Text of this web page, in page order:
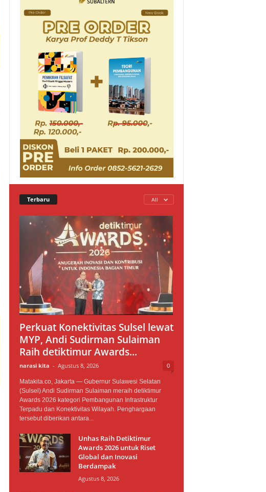
Terbaru All
Perkuat Konektivitas Sulsel lewat
MYP, Andi Sudirman Sulaiman
Raih detiktimur Awards...
narasi kita - Agustus 8, 2026 0
Matakita.co, Jakarta — Gubernur Sulawesi Selatan
(Sulsel) Andi Sudirman Sulaiman meraih detiktimur
Awards 2026 kategori Pembangunan Infrastruktur
Terpadu dan Konektivitas Wilayah. Penghargaan
tersebut diberikan antara...
Unhas Raih Detiktimur
Awards 2026 untuk Riset
Global dan Inovasi
Berdampak
Agustus 8, 2026